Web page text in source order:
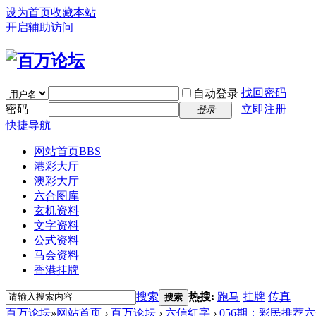
设为首页收藏本站
开启辅助访问
自动登录 找回密码
密码
登录
立即注册
快捷导航
网站首页BBS
港彩大厅
澳彩大厅
六合图库
玄机资料
文字资料
公式资料
马会资料
香港挂牌
搜索 搜索 热搜: 跑马 挂牌 传真
百万论坛»网站首页 › 百万论坛 › 六信红字 › 056期：彩民推荐